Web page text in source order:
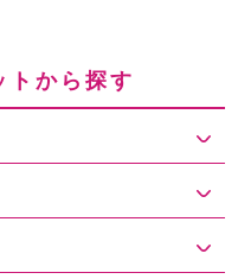
トから探す